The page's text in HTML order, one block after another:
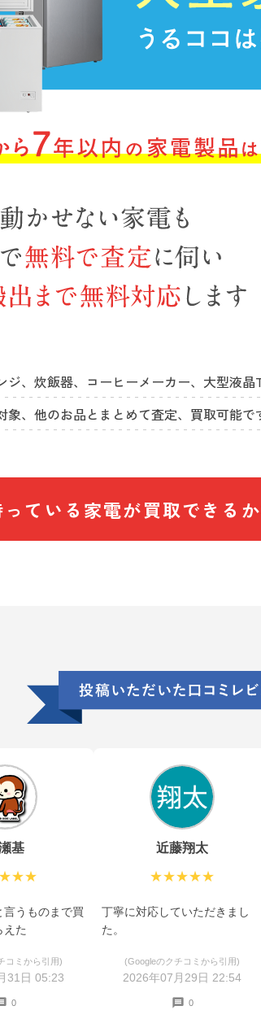
ジ、炊飯器、コーヒーメーカー、大型液
象、他のお品とまとめて査定、買取可能で
っている家電が買取できるか
基
うものまで買
えた
コミから引用)
31日 05:23
0
近藤翔太
★★★★★
丁寧に対応していただきまし
た。
(Googleのクチコミから引用)
2026年07月29日 22:54
0